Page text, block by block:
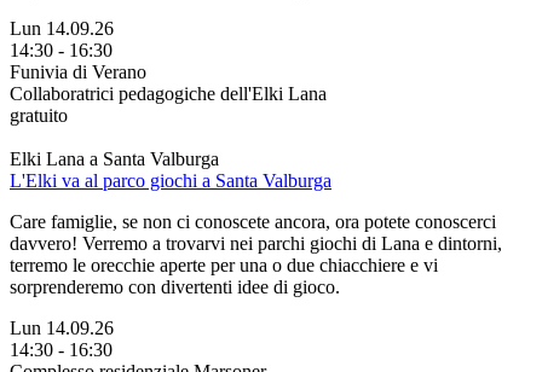
Lun 14.09.26
14:30 - 16:30
Funivia di Verano
Collaboratrici pedagogiche dell'Elki Lana
gratuito
Elki Lana a Santa Valburga
L'Elki va al parco giochi a Santa Valburga
Care famiglie, se non ci conoscete ancora, ora potete conoscerci
davvero! Verremo a trovarvi nei parchi giochi di Lana e dintorni,
terremo le orecchie aperte per una o due chiacchiere e vi
sorprenderemo con divertenti idee di gioco.
Lun 14.09.26
14:30 - 16:30